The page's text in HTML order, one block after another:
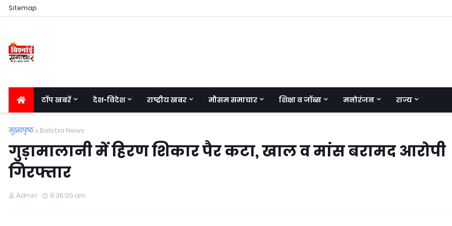
Sitemap
टॉप खबरें देश-विदेश राष्ट्रीय खबर मौसम समाचार शिक्षा व जॉब्स मनोरंजन राज्य
मुख्यपृष्ठ Balotra News
गुड़ामालानी में हिरण शिकार पैर कटा, खाल व मांस बरामद आरोपी
गिरफ्तार
Admin 9:36:00 am